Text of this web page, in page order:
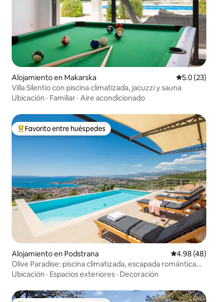
Alojamiento en Makarska Calificación
5.0 (23)
Villa Silentio con piscina climatizada, jacuzzi y sauna
Ubicación · Familiar · Aire acondicionado
Favorito entre huéspedes preferido
Favorito entre huéspedes
Alojamiento en Podstrana Calificación
4.98 (48)
Olive Paradise: piscina climatizada, escapada romántica
para 2
Ubicación · Espacios exteriores · Decoración